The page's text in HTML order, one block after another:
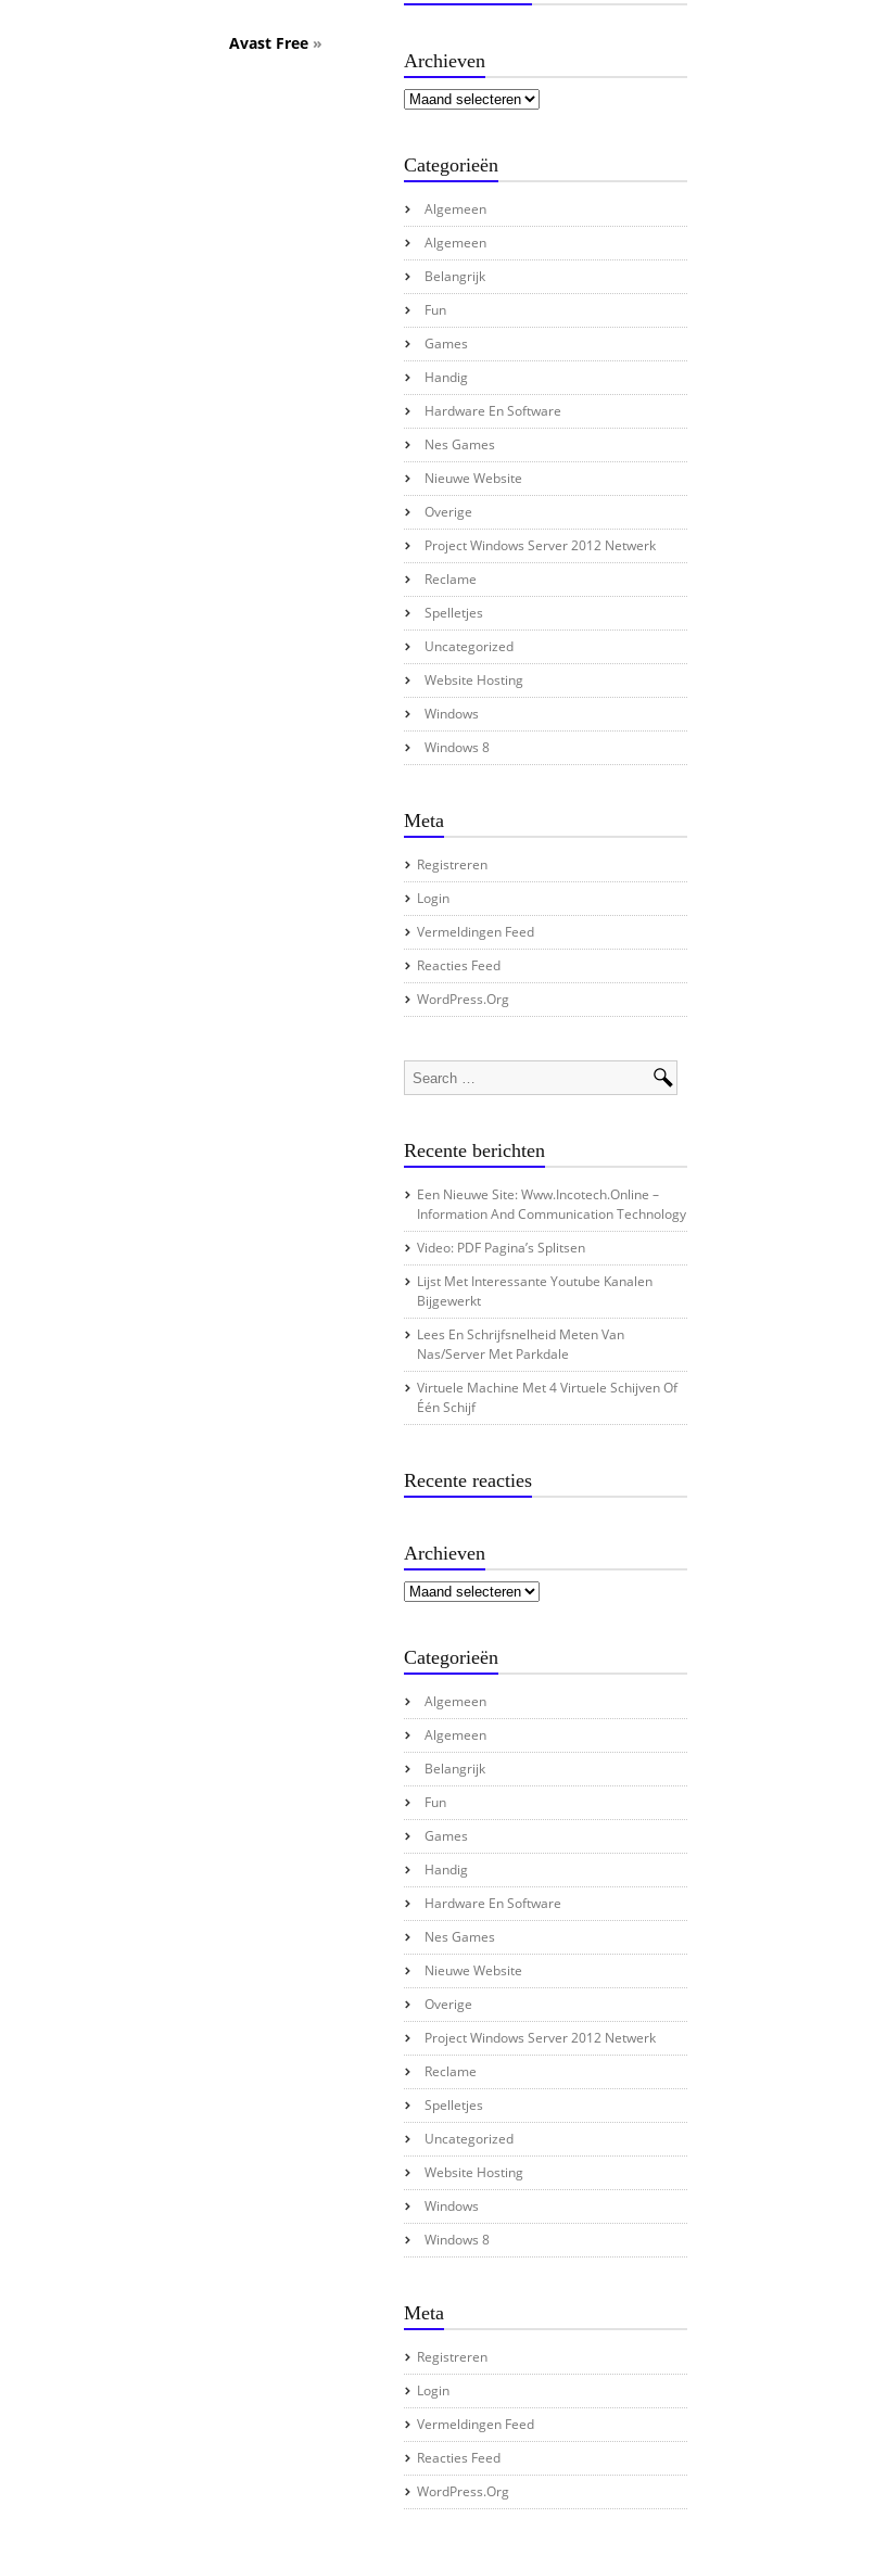
Avast Free »
Archieven
Categorieën
Algemeen
Algemeen
Belangrijk
Fun
Games
Handig
Hardware En Software
Nes Games
Nieuwe Website
Overige
Project Windows Server 2012 Netwerk
Reclame
Spelletjes
Uncategorized
Website Hosting
Windows
Windows 8
Meta
Registreren
Login
Vermeldingen Feed
Reacties Feed
WordPress.org
Recente berichten
Een Nieuwe Site: Www.incotech.online –
Information And Communication Technology
Video: PDF Pagina’s Splitsen
Lijst Met Interessante Youtube Kanalen
Bijgewerkt
Lees En Schrijfsnelheid Meten Van
Nas/server Met Parkdale
Virtuele Machine Met 4 Virtuele Schijven Of
Één Schijf
Recente reacties
Archieven
Categorieën
Algemeen
Algemeen
Belangrijk
Fun
Games
Handig
Hardware En Software
Nes Games
Nieuwe Website
Overige
Project Windows Server 2012 Netwerk
Reclame
Spelletjes
Uncategorized
Website Hosting
Windows
Windows 8
Meta
Registreren
Login
Vermeldingen Feed
Reacties Feed
WordPress.org